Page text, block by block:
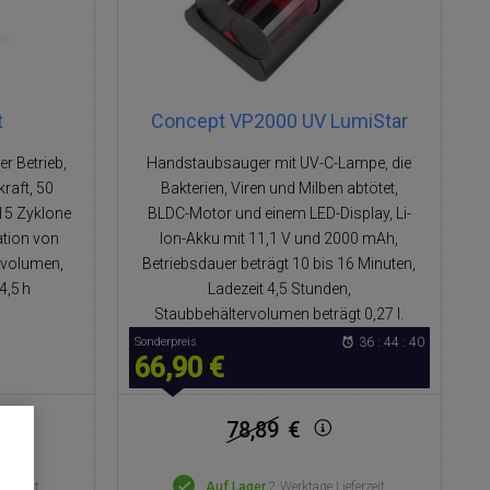
Betrieb,
50
Zyklone
von
h
Concept VP2000 UV LumiStar
Handstaubsauger mit UV-C-Lampe, die
Bakterien, Viren und Milben abtötet,
BLDC-Motor und einem LED-Display, Li-
Ion-Akku mit 11,1 V und 2000 mAh,
Betriebsdauer beträgt 10 bis 16 Minuten,
Ladezeit 4,5 Stunden,
Staubbehältervolumen beträgt 0,27 l.
Sonderpreis
66,90 €
36 : 44 : 40
78,89 €
Auf Lager 2 Werktage Lieferzeit